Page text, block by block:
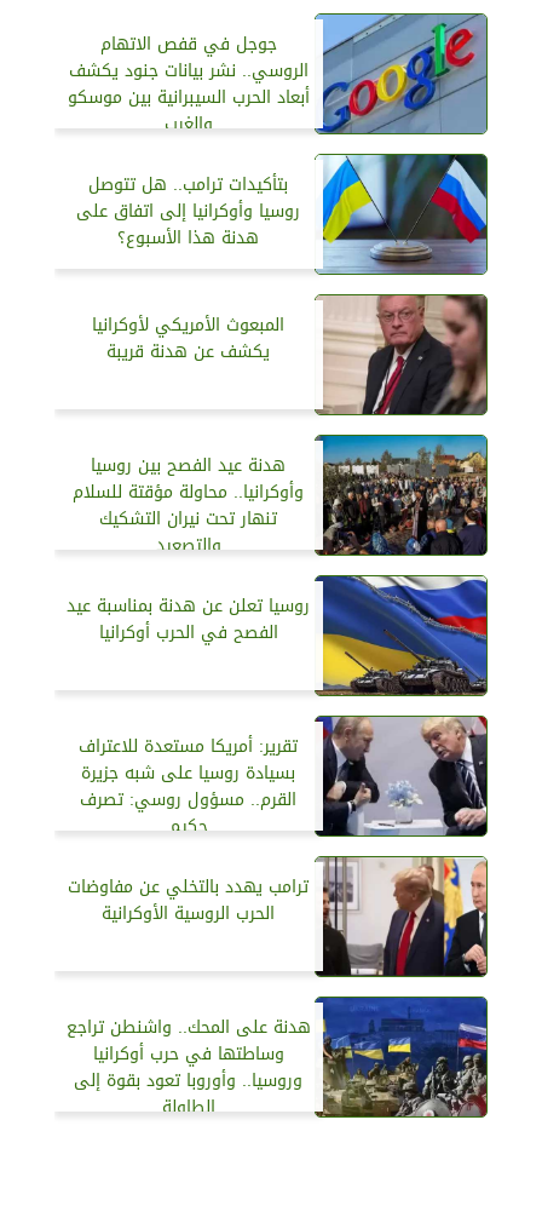
جوجل في قفص الاتهام
الروسي.. نشر بيانات جنود يكشف
أبعاد الحرب السيبرانية بين موسكو
والغرب
بتأكيدات ترامب.. هل تتوصل
روسيا وأوكرانيا إلى اتفاق على
هدنة هذا الأسبوع؟
المبعوث الأمريكي لأوكرانيا
يكشف عن هدنة قريبة
هدنة عيد الفصح بين روسيا
وأوكرانيا.. محاولة مؤقتة للسلام
تنهار تحت نيران التشكيك
والتصعيد
روسيا تعلن عن هدنة بمناسبة عيد
الفصح في الحرب أوكرانيا
تقرير: أمريكا مستعدة للاعتراف
بسيادة روسيا على شبه جزيرة
القرم.. مسؤول روسي: تصرف
حكيم
ترامب يهدد بالتخلي عن مفاوضات
الحرب الروسية الأوكرانية
هدنة على المحك.. واشنطن تراجع
وساطتها في حرب أوكرانيا
وروسيا.. وأوروبا تعود بقوة إلى
الطاولة